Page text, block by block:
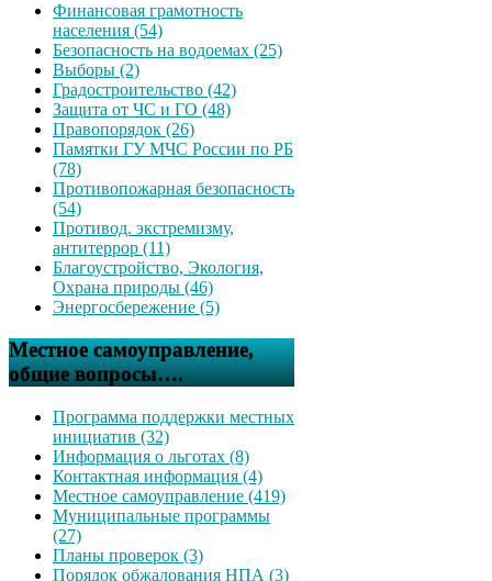
Финансовая грамотность
населения (54)
Безопасность на водоемах (25)
Выборы (2)
Градостроительство (42)
Защита от ЧС и ГО (48)
Правопорядок (26)
Памятки ГУ МЧС России по РБ
(78)
Противопожарная безопасность
(54)
Противод. экстремизму,
антитеррор (11)
Благоустройство, Экология,
Охрана природы (46)
Энергосбережение (5)
Местное самоуправление,
общие вопросы….
Программа поддержки местных
инициатив (32)
Информация о льготах (8)
Контактная информация (4)
Местное самоуправление (419)
Муниципальные программы
(27)
Планы проверок (3)
Порядок обжалования НПА (3)